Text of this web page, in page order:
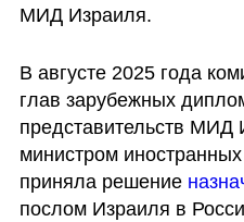
МИД Израиля.
В августе 2025 года
глав зарубежных
представительств МИД
министром
приняла решение
послом Израиля в